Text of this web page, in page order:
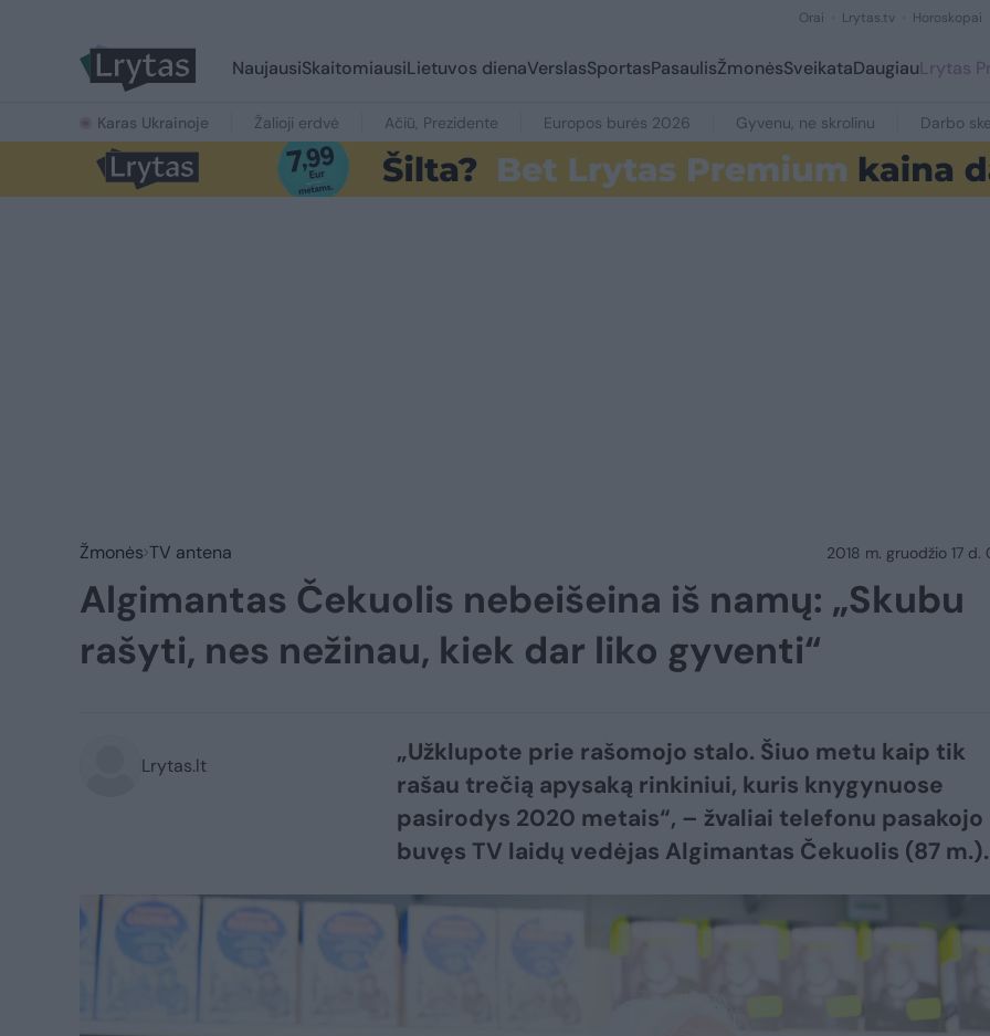
Orai Lrytas.tv Horoskopai
NaujausiSkaitomiausiLietuvos dienaVerslasSportasPasaulisŽmonėsSveikataDaugiauLrytas
Karas Ukrainoje Žalioji erdvė Ačiū, Prezidente Europos burės 2026 Gyvenu, ne skrolinu Darbo
Žmonės TV antena 2018 m. gruodžio 17
Algimantas Čekuolis nebeišeina iš namų: „Skubu
rašyti, nes nežinau, kiek dar liko gyventi“
Lrytas.lt
„Užklupote prie rašomojo stalo. Šiuo metu kaip tik
rašau trečią apysaką rinkiniui, kuris knygynuose
pasirodys 2020 metais“, – žvaliai telefonu pasakojo
buvęs TV laidų vedėjas Algimantas Čekuolis (87 m.).